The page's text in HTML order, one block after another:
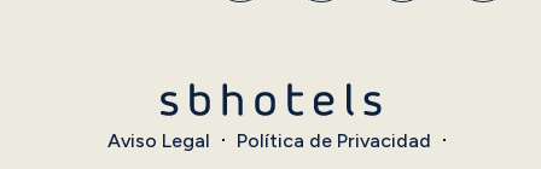
Aviso Legal
Política de Privacidad